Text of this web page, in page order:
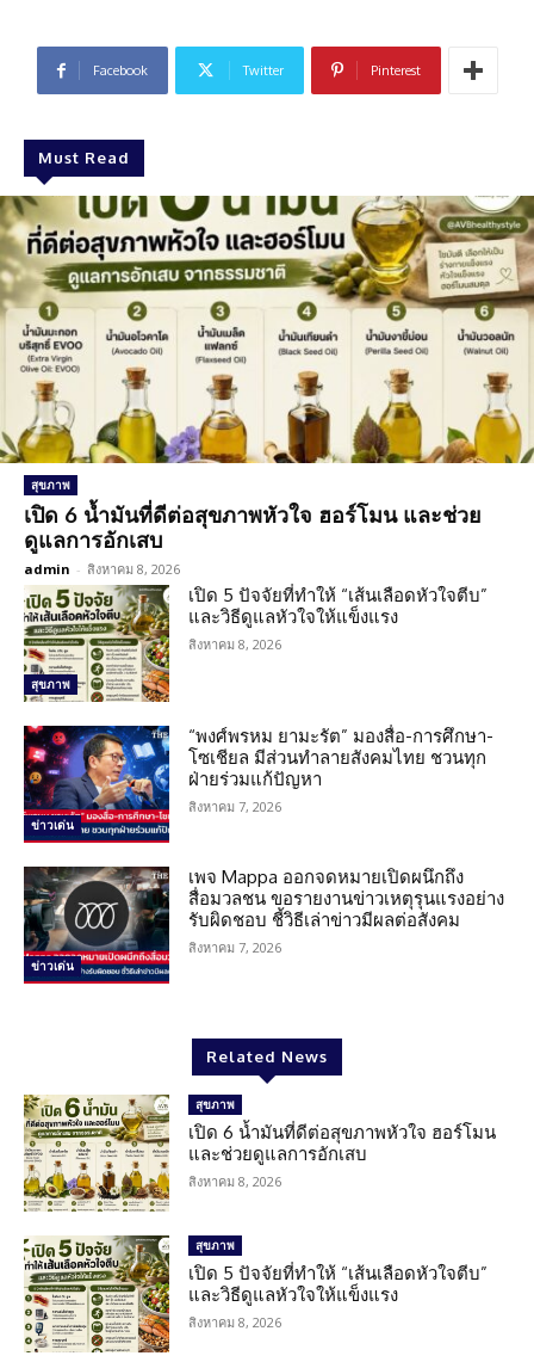
Facebook Twitter Pinterest
Must Read
สุขภาพ
เปิด 6 น้ำมันที่ดีต่อสุขภาพหัวใจ ฮอร์โมน และช่วย
ดูแลการอักเสบ
admin - สิงหาคม 8, 2026
สุขภาพ
เปิด 5 ปัจจัยที่ทำให้ “เส้นเลือดหัวใจตีบ”
และวิธีดูแลหัวใจให้แข็งแรง
สิงหาคม 8, 2026
ข่าวเด่น
“พงศ์พรหม ยามะรัต” มองสื่อ-การศึกษา-
โซเชียล มีส่วนทำลายสังคมไทย ชวนทุก
ฝ่ายร่วมแก้ปัญหา
สิงหาคม 7, 2026
ข่าวเด่น
เพจ Mappa ออกจดหมายเปิดผนึกถึง
สื่อมวลชน ขอรายงานข่าวเหตุรุนแรงอย่าง
รับผิดชอบ ชี้วิธีเล่าข่าวมีผลต่อสังคม
สิงหาคม 7, 2026
Related News
สุขภาพ
เปิด 6 น้ำมันที่ดีต่อสุขภาพหัวใจ ฮอร์โมน
และช่วยดูแลการอักเสบ
สิงหาคม 8, 2026
สุขภาพ
เปิด 5 ปัจจัยที่ทำให้ “เส้นเลือดหัวใจตีบ”
และวิธีดูแลหัวใจให้แข็งแรง
สิงหาคม 8, 2026